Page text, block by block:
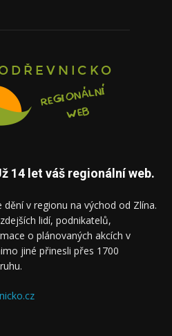
14 let váš regionální web.
v regionu na východ od Zlína.
lidí, podnikatelů,
o plánovaných akcích v
jiné přinesli přes 1700